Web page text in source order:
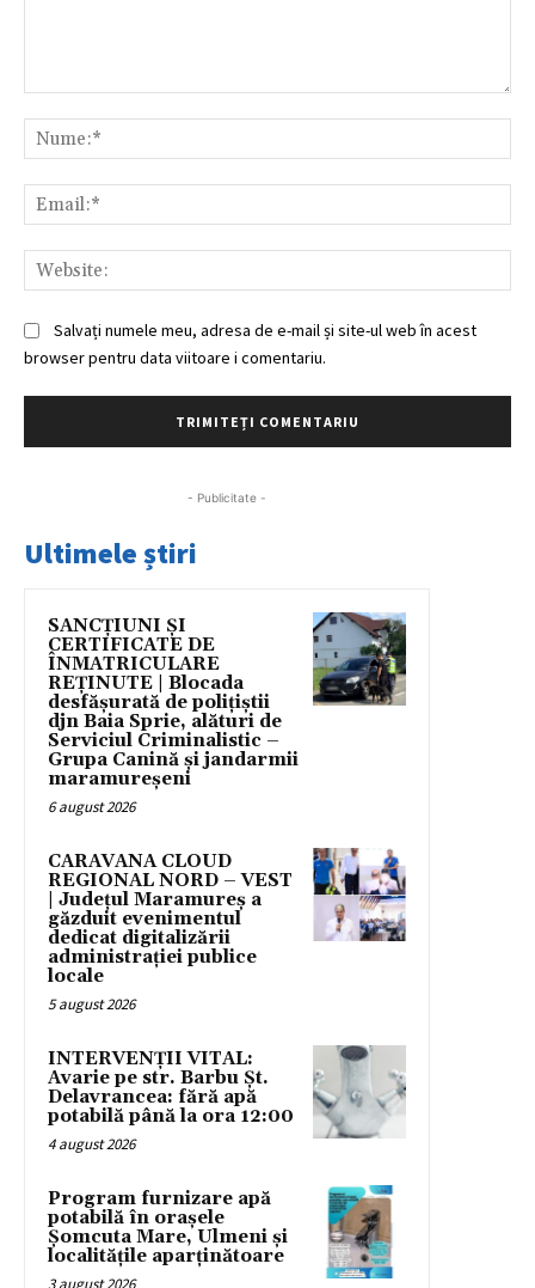
Salvați numele meu, adresa de e-mail și site-ul web în acest
browser pentru data viitoare i comentariu.
- Publicitate -
Ultimele știri
SANCȚIUNI ȘI
CERTIFICATE DE
ÎNMATRICULARE
REȚINUTE | Blocada
desfășurată de polițiștii
djn Baia Sprie, alături de
Serviciul Criminalistic –
Grupa Canină și jandarmii
maramureșeni
6 august 2026
CARAVANA CLOUD
REGIONAL NORD – VEST
| Județul Maramureș a
găzduit evenimentul
dedicat digitalizării
administrației publice
locale
5 august 2026
INTERVENȚII VITAL:
Avarie pe str. Barbu Șt.
Delavrancea: fără apă
potabilă până la ora 12:00
4 august 2026
Program furnizare apă
potabilă în orașele
Șomcuta Mare, Ulmeni și
localitățile aparținătoare
3 august 2026